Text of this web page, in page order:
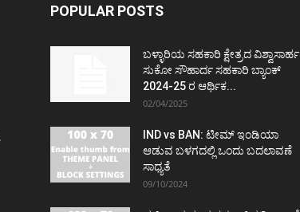
POPULAR POSTS
ಬಳ್ಳಾರಿಯ ಸಹಕಾರಿ ಕ್ಷೇತ್ರದ ವಿಶ್ವಾಸಾರ್ಹ
ಸುಕೋ ಸೌಹಾರ್ದ ಸಹಕಾರಿ ಬ್ಯಾಂಕ್
2024-25 ರ ಆರ್ಥಿಕ...
02/04/2025
IND vs BAN: ಟೀಮ್ ಇಂಡಿಯಾ
ಆಡುವ ಬಳಗದಲ್ಲಿ ಒಂದು ಬದಲಾವಣೆ
ಸಾಧ್ಯತೆ
09/10/2024